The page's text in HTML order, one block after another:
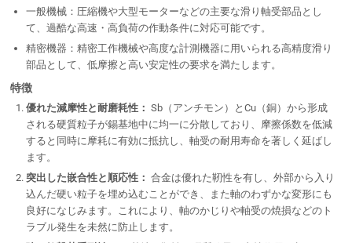
一般機械：圧縮機や大型モーターなどの主要な滑り軸受部品とし
て、過酷な高速・高負荷の作動条件に対応可能です。
精密機器：精密工作機械や高度な計測機器に用いられる高精度滑り
部品として、低摩擦と高い安定性の要求を満たします。
特徴
優れた減摩性と耐磨耗性： Sb（アンチモン）とCu（銅）から形成
される硬質粒子が錫基地中に均一に分散しており、摩擦係数を低減
すると同時に摩耗に有効に抵抗し、軸受の耐用寿命を著しく延ばし
ます。
突出した嵌合性と順応性： 合金は優れた靭性を有し、外部から入り
込んだ硬い粒子を埋め込むことができ、また軸のわずかな変形にも
良好になじみます。これにより、軸のかじりや軸受の焼損などのト
ラブル発生を未然に防止します。